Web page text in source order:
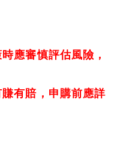
應審慎評估風險，
有賠，申購前應詳